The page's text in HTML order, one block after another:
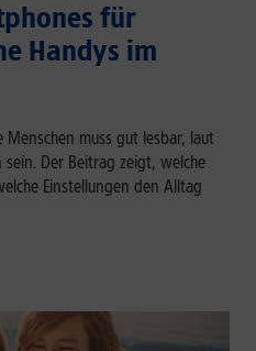
für
Handys im
muss gut lesbar, laut
Der Beitrag zeigt, welche
Einstellungen den Alltag